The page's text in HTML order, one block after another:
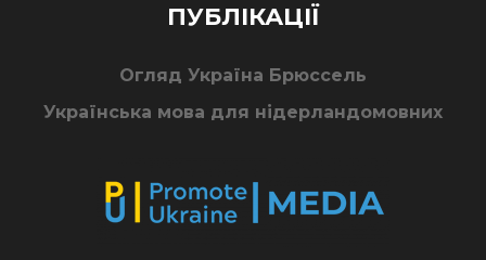
ПУБЛІКАЦІЇ
Огляд Україна Брюссель
Українська мова для нідерландомовних